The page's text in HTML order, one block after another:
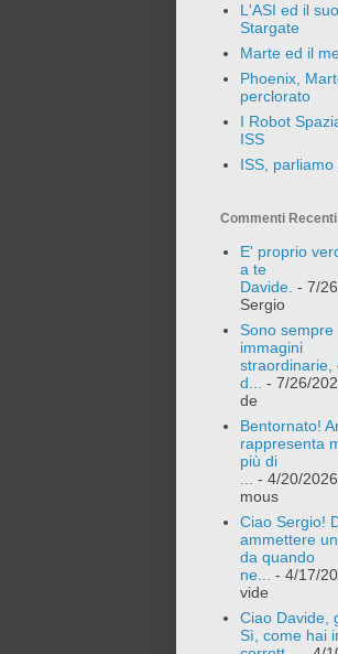
L'ASI ed il
Stargate
Marte ed il
Phoenix,
perclorato
I Robot
ISS
ISS, parliamo
Commenti Recenti
E' proprio
a te
Davide. - 7/
Sergio
Sono sempre
immagini
straordinarie,
d... - 7/26/
de
Bentornato!
rappresenta
più di
... - 4/20/2026
mous
Ciao Sergio!
ammettere
da quando
ne... - 4/17/
vide
Ciao Davide,
Sì, come hai